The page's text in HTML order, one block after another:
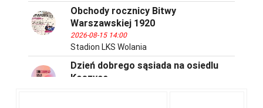
Obchody rocznicy Bitwy
Warszawskiej 1920
2026-08-15 14:00
Stadion LKS Wolania
Dzień dobrego sąsiada na osiedlu
Koszyce